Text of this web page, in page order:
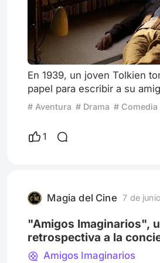
En 1939, un joven Tolkien
papel para escribir a su
de trabajo Lewis, quien
se autodenominaba «ateo»,
poema que no sólo
que, sin importar el paso de
# Aventura # Drama # Comedia
1
Magia del Cine 7 de
"Amigos Imaginarios",
retrospectiva a la
infancia
Amigos Imaginarios